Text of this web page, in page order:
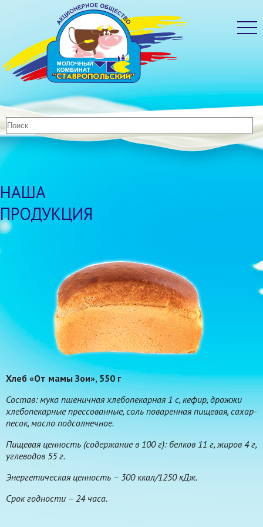
НАША
ПРОДУКЦИЯ
Хлеб «От мамы Зои», 550 г
Состав: мука пшеничная хлебопекарная 1 с, кефир, дрожжи
хлебопекарные прессованные, соль поваренная пищевая, сахар-
песок, масло подсолнечное.
Пищевая ценность (содержание в 100 г): белков 11 г, жиров 4 г,
углеводов 55 г.
Энергетическая ценность – 300 ккал/1250 кДж.
Срок годности – 24 часа.